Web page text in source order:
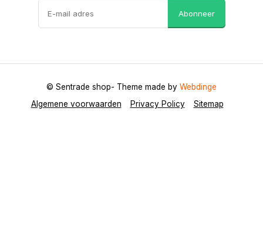
Abonneer
Algemene voorwaarden Privacy Policy Sitemap
© Sentrade shop- Theme made by Webdinge